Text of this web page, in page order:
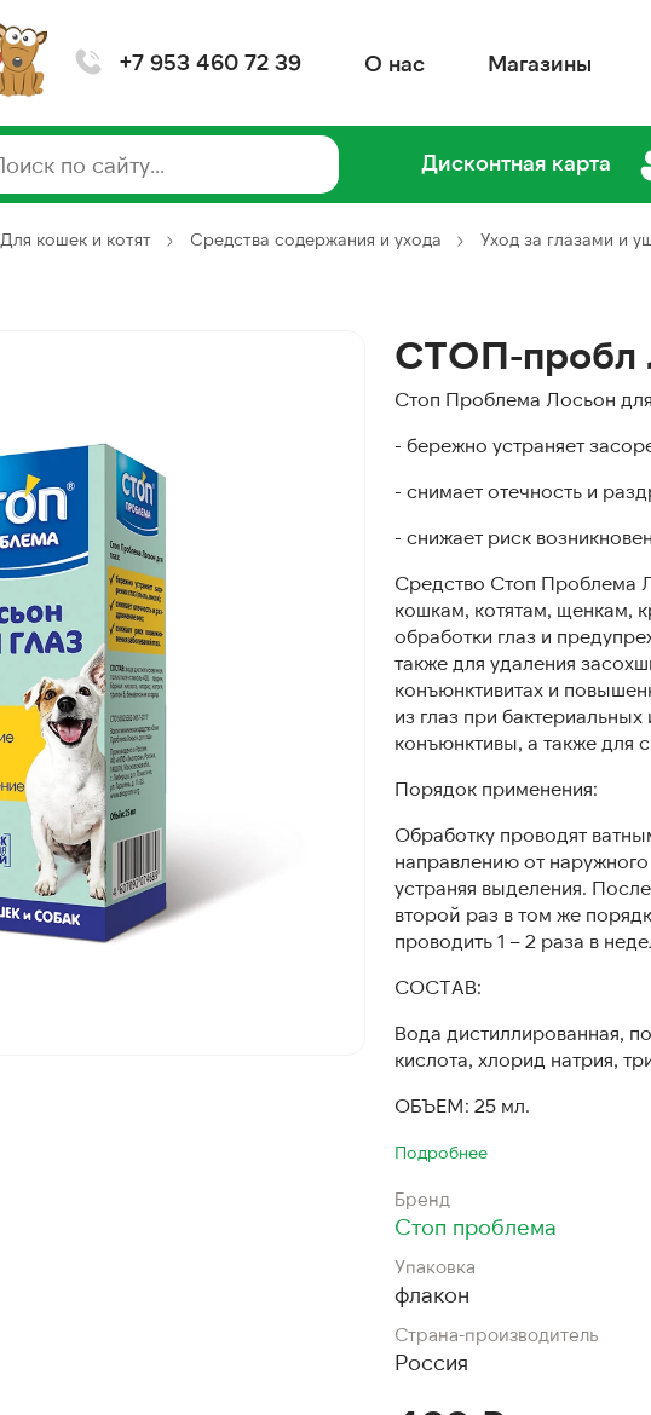
+7 953 460 72 39 О нас Магазины
Дисконтная карта
Для кошек и котят Средства содержания и ухода Уход за глазами и
СТОП-пробл
Стоп Проблема Лосьон для
- бережно устраняет
- снимает отечность и
- снижает риск
Средство Стоп Проблема
кошкам, котятам, щенкам,
обработки глаз и
также для удаления
конъюнктивитах и
из глаз при
конъюнктивы, а также для
Порядок применения:
Обработку проводят
направлению от наружного
устраняя выделения.
второй раз в том же
проводить 1 – 2 раза в
СОСТАВ:
Вода дистиллированная,
кислота, хлорид натрия,
ОБЪЕМ: 25 мл.
Подробнее
Бренд
Стоп проблема
Упаковка
флакон
Страна-производитель
Россия